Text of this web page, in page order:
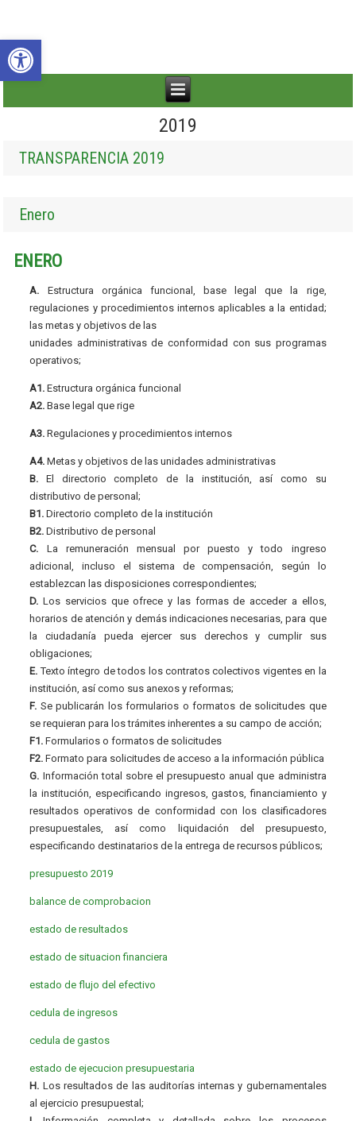
Abrir barra de herramientas
2019
TRANSPARENCIA 2019
Enero
ENERO
A. Estructura orgánica funcional, base legal que la rige,
regulaciones y procedimientos internos aplicables a la entidad;
las metas y objetivos de las
unidades administrativas de conformidad con sus programas
operativos;
A1. Estructura orgánica funcional
A2. Base legal que rige
A3. Regulaciones y procedimientos internos
A4. Metas y objetivos de las unidades administrativas
B. El directorio completo de la institución, así como su
distributivo de personal;
B1. Directorio completo de la institución
B2. Distributivo de personal
C. La remuneración mensual por puesto y todo ingreso
adicional, incluso el sistema de compensación, según lo
establezcan las disposiciones correspondientes;
D. Los servicios que ofrece y las formas de acceder a ellos,
horarios de atención y demás indicaciones necesarias, para que
la ciudadanía pueda ejercer sus derechos y cumplir sus
obligaciones;
E. Texto íntegro de todos los contratos colectivos vigentes en la
institución, así como sus anexos y reformas;
F. Se publicarán los formularios o formatos de solicitudes que
se requieran para los trámites inherentes a su campo de acción;
F1. Formularios o formatos de solicitudes
F2. Formato para solicitudes de acceso a la información pública
G. Información total sobre el presupuesto anual que administra
la institución, especificando ingresos, gastos, financiamiento y
resultados operativos de conformidad con los clasificadores
presupuestales, así como liquidación del presupuesto,
especificando destinatarios de la entrega de recursos públicos;
presupuesto 2019
balance de comprobacion
estado de resultados
estado de situacion financiera
estado de flujo del efectivo
cedula de ingresos
cedula de gastos
estado de ejecucion presupuestaria
H. Los resultados de las auditorías internas y gubernamentales
al ejercicio presupuestal;